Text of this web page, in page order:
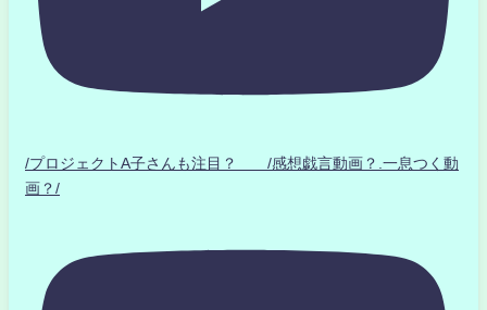
/プロジェクトA子さんも注目？ /感想戯言動画？.一息つく動
画？/